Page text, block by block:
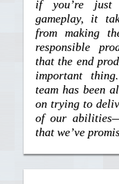
if you’re just
gameplay, it
from making
responsible
that the end
important
team has been
on trying to
of our
that we’ve